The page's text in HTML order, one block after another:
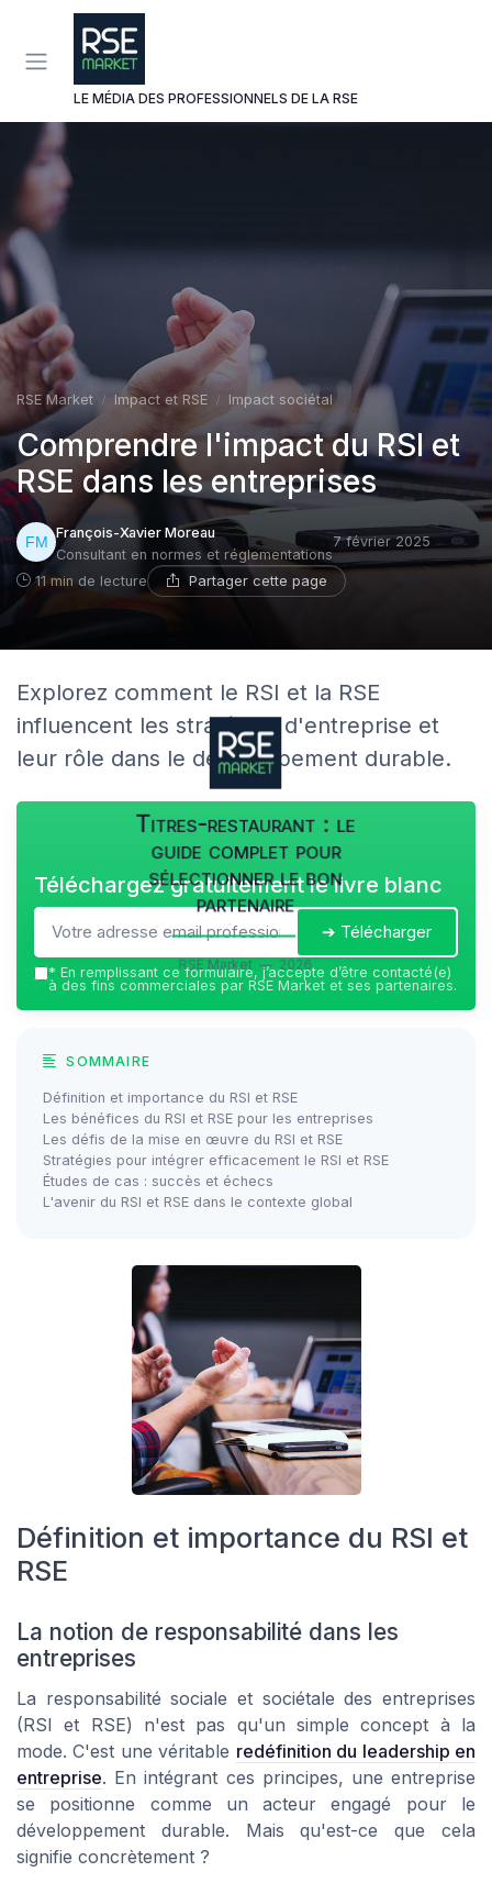
LE MÉDIA DES PROFESSIONNELS DE LA RSE
RSE Market Impact et RSE Impact sociétal
Comprendre l'impact du RSI et
RSE dans les entreprises
François-Xavier Moreau
Consultant en normes et réglementations
7 février 2025
11 min de lecture Partager cette page
Explorez comment le RSI et la RSE
influencent les stratégies d'entreprise et
leur rôle dans le développement durable.
Titres-restaurant : le
guide complet pour
sélectionner le bon
partenaire
RSE Market — 2026
Téléchargez gratuitement le livre blanc
➔ Télécharger
* En remplissant ce formulaire, j’accepte d’être contacté(e)
à des fins commerciales par RSE Market et ses partenaires.
SOMMAIRE
Définition et importance du RSI et RSE
Les bénéfices du RSI et RSE pour les entreprises
Les défis de la mise en œuvre du RSI et RSE
Stratégies pour intégrer efficacement le RSI et RSE
Études de cas : succès et échecs
L'avenir du RSI et RSE dans le contexte global
Définition et importance du RSI et
RSE
La notion de responsabilité dans les
entreprises
La responsabilité sociale et sociétale des entreprises
(RSI et RSE) n'est pas qu'un simple concept à la
mode. C'est une véritable redéfinition du leadership en
entreprise. En intégrant ces principes, une entreprise
se positionne comme un acteur engagé pour le
développement durable. Mais qu'est-ce que cela
signifie concrètement ?
Panneau de gestion des cookies